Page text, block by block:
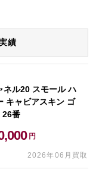
績
ネル20 スモール ハ
キャビアスキン ゴ
26番
円
2026年06月買取